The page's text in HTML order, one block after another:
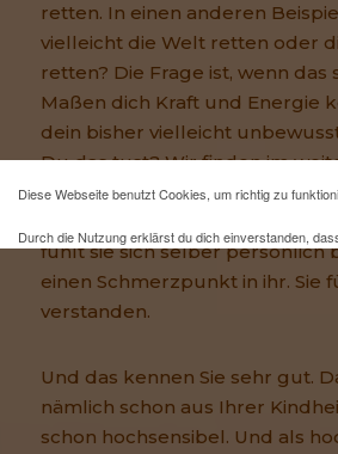
retten. In einen anderen
vielleicht die Welt retten oder
retten? Die Frage ist, wenn das
Maßen dich Kraft und Energie
dein bisher vielleicht
Du das tust? Wir finden im
Gesprächsverlauf Ihren Antrieb.
fühlt sie sich selber persönlich
einen Schmerzpunkt in ihr. Sie
verstanden.
Und das kennen Sie sehr gut.
nämlich schon aus Ihrer
schon hochsensibel. Und als
Diese Webseite benutzt Cookies, um richtig zu
Durch die Nutzung erklärst du dich einverstanden,
Mehr Infos und eine Opt-out-Möglichkeit findest duhier.